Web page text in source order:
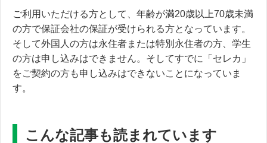
ご利用いただける方として、年齢が満20歳以上70歳未満
の方で保証会社の保証が受けられる方となっています。
そして外国人の方は永住者または特別永住者の方、学生
の方は申し込みはできません。そしてすでに「セレカ」
をご契約の方も申し込みはできないことになっていま
す。
こんな記事も読まれています